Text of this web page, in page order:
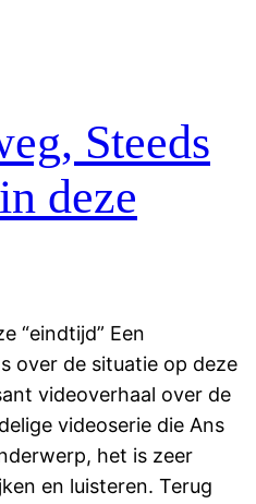
Steeds
deze
“eindtijd” Een
over de situatie op deze
videoverhaal over de
videoserie die Ans
het is zeer
en luisteren. Terug